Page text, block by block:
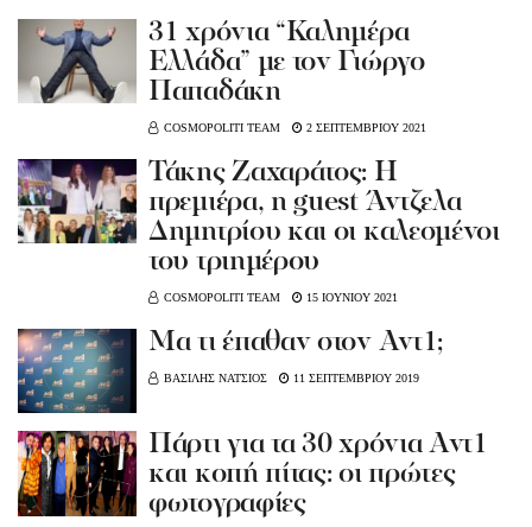
31 χρόνια “Καλημέρα
Ελλάδα” με τον Γιώργο
Παπαδάκη
COSMOPOLITI TEAM 2 ΣΕΠΤΕΜΒΡΙΟΥ 2021
Τάκης Ζαχαράτος: Η
πρεμιέρα, η guest Άντζελα
Δημητρίου και οι καλεσμένοι
του τριημέρου
COSMOPOLITI TEAM 15 ΙΟΥΝΙΟΥ 2021
Μα τι έπαθαν στον Αντ1;
ΒΑΣΙΛΗΣ ΝΑΤΣΙΟΣ 11 ΣΕΠΤΕΜΒΡΙΟΥ 2019
Πάρτι για τα 30 χρόνια Αντ1
και κοπή πίτας: οι πρώτες
φωτογραφίες